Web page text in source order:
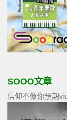
SOOO文章
信仰不像你預期